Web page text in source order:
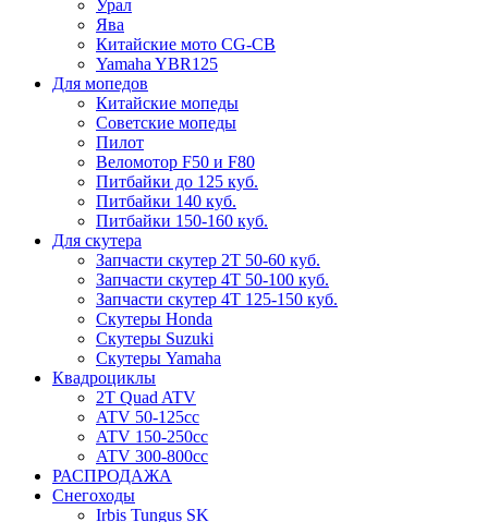
Урал
Ява
Китайские мото CG-CB
Yamaha YBR125
Для мопедов
Китайские мопеды
Советские мопеды
Пилот
Веломотор F50 и F80
Питбайки до 125 куб.
Питбайки 140 куб.
Питбайки 150-160 куб.
Для скутера
Запчасти скутер 2Т 50-60 куб.
Запчасти скутер 4Т 50-100 куб.
Запчасти скутер 4Т 125-150 куб.
Скутеры Honda
Скутеры Suzuki
Скутеры Yamaha
Квадроциклы
2T Quad ATV
ATV 50-125cc
ATV 150-250cc
ATV 300-800cc
РАСПРОДАЖА
Снегоходы
Irbis Tungus SK